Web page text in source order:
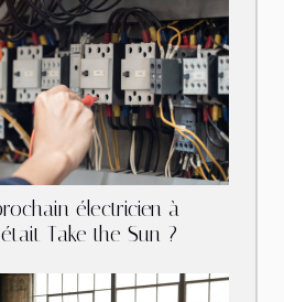
électricien à
Take the Sun ?